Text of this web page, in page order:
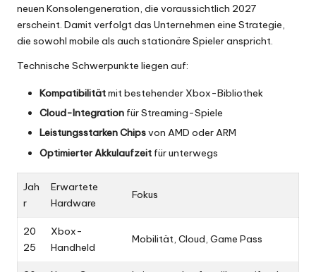
neuen Konsolengeneration, die voraussichtlich 2027
erscheint. Damit verfolgt das Unternehmen eine Strategie,
die sowohl mobile als auch stationäre Spieler anspricht.
Technische Schwerpunkte liegen auf:
Kompatibilitätmit bestehender Xbox-Bibliothek
Cloud-Integration für Streaming-Spiele
Leistungsstarken Chipsvon AMD oder ARM
Optimierter Akkulaufzeit für unterwegs
Jah
r
Erwartete
Hardware
Fokus
20
25
Xbox-
Handheld
Mobilität, Cloud, Game Pass